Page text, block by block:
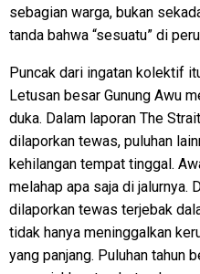
sebagian warga, bukan
tanda bahwa “sesuatu” di
Puncak dari ingatan kolektif
Letusan besar Gunung Awu
duka. Dalam laporan The
dilaporkan tewas, puluhan
kehilangan tempat tinggal.
melahap apa saja di jalurnya.
dilaporkan tewas terjebak
tidak hanya meninggalkan
yang panjang. Puluhan tahun